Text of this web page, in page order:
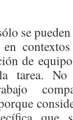
se
de
tarea.